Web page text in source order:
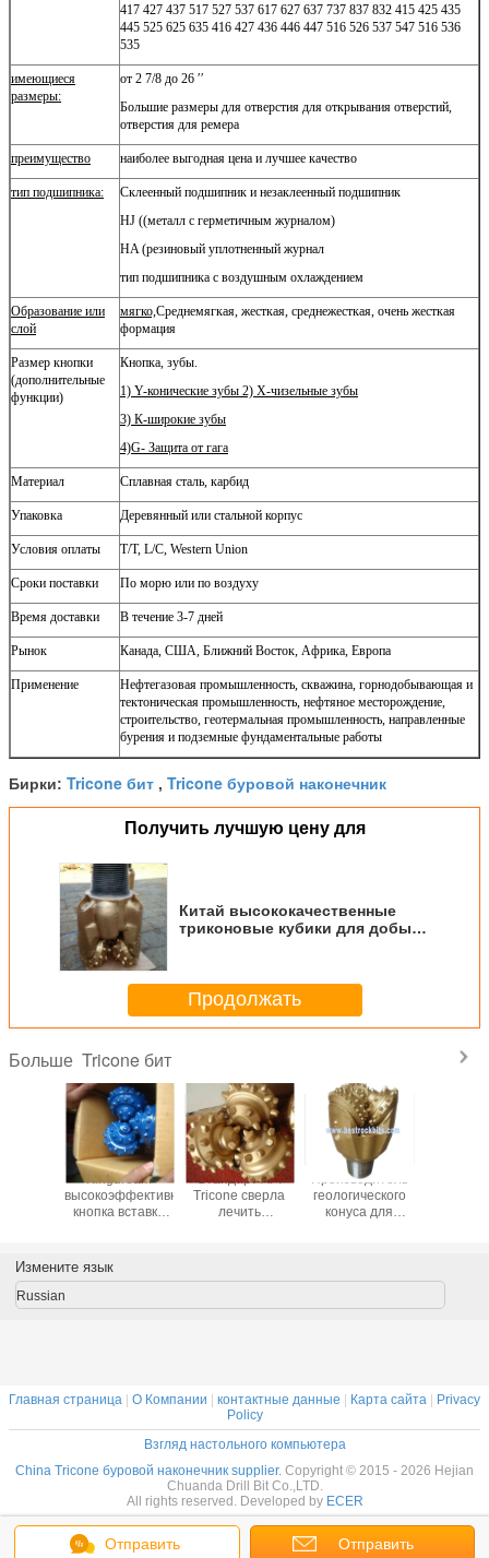
417 427 437 517 527 537 617 627 637 737 837 832 415 425 435
445 525 625 635 416 427 436 446 447 516 526 537 547 516 536
535
имеющиеся
размеры:
от 2 7/8 до 26 ′′
Большие размеры для отверстия для открывания отверстий,
отверстия для ремера
преимущество наиболее выгодная цена и лучшее качество
тип подшипника:
Склеенный подшипник и незаклеенный подшипник
HJ ((металл с герметичным журналом)
HA (резиновый уплотненный журнал
тип подшипника с воздушным охлаждением
Образование или
слой
мягко,Среднемягкая, жесткая, среднежесткая, очень жесткая
формация
Размер кнопки
(дополнительные
функции)
Кнопка, зубы.
1) Y-конические зубы 2) X-чизельные зубы
3) К-широкие зубы
4)G- Защита от гага
Материал Сплавная сталь, карбид
Упаковка Деревянный или стальной корпус
Условия оплаты T/T, L/C, Western Union
Сроки поставки По морю или по воздуху
Время доставки В течение 3-7 дней
Рынок Канада, США, Ближний Восток, Африка, Европа
Применение
Нефтегазовая промышленность, скважина, горнодобывающая и
тектоническая промышленность, нефтяное месторождение,
строительство, геотермальная промышленность, направленные
бурения и подземные фундаментальные работы
Бирки: Tricone бит , Tricone буровой наконечник
Получить лучшую цену для
Китай высококачественные
триконовые кубики для добычи
Продолжать
Больше Tricone бит
Kingdream
высокоэффективный
кнопка вставка
Производитель
Стандарт API
Tricone сверла
лечить
нефти
Производитель
геологического
конуса для
Отправить Отправить
Измените язык
Russian
Главная страница | О Компании | контактные данные | Карта сайта | Privacy
Policy
Взгляд настольного компьютера
China Tricone буровой наконечник supplier. Copyright © 2015 - 2026 Hejian
Chuanda Drill Bit Co.,LTD.
All rights reserved. Developed by ECER